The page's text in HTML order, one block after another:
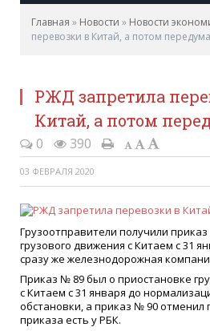
Главная » Новости » Новости
перевозки в Китай, а потом
РЖД запретила
Китай, а потом
0 390
03 ФЕВРАЛЯ 2020
Грузоотправители получили
грузового движения с Китаем с 31
сразу же железнодорожная
Приказ № 89 был о приостановке
с Китаем с 31 января до
обстановки, а приказ № 90
приказа есть у РБК.